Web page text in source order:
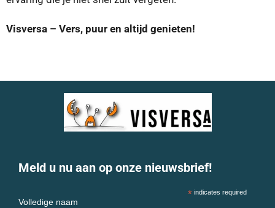
Visversa – Vers, puur en altijd genieten!
Meld u nu aan op onze nieuwsbrief!
* indicates required
Volledige naam